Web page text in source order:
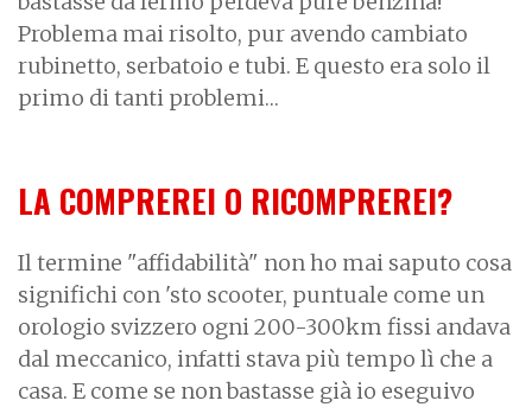
Problema mai risolto, pur avendo cambiato
rubinetto, serbatoio e tubi. E questo era solo il
primo di tanti problemi…
LA COMPREREI O RICOMPREREI?
Il termine "affidabilità" non ho mai saputo cosa
significhi con 'sto scooter, puntuale come un
orologio svizzero ogni 200-300km fissi andava
dal meccanico, infatti stava più tempo lì che a
casa. E come se non bastasse già io eseguivo